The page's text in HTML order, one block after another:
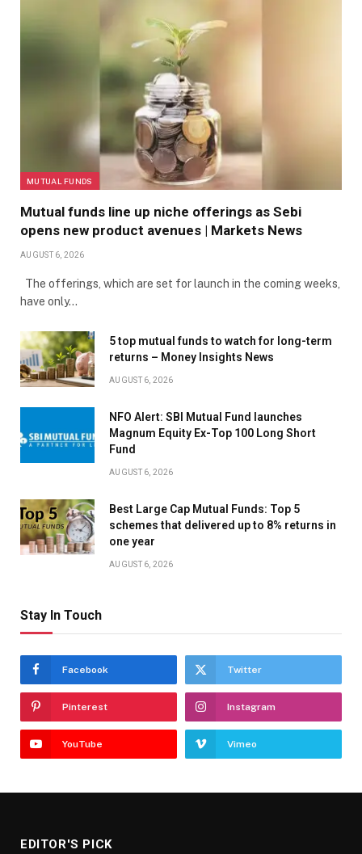
MUTUAL FUNDS
Mutual funds line up niche offerings as Sebi
opens new product avenues | Markets News
AUGUST 6, 2026
The offerings, which are set for launch in the coming weeks,
have only…
5 top mutual funds to watch for long-term
returns – Money Insights News
AUGUST 6, 2026
NFO Alert: SBI Mutual Fund launches
Magnum Equity Ex-Top 100 Long Short
Fund
AUGUST 6, 2026
Best Large Cap Mutual Funds: Top 5
schemes that delivered up to 8% returns in
one year
AUGUST 6, 2026
Stay In Touch
Facebook Twitter
Pinterest Instagram
YouTube Vimeo
EDITOR'S PICK